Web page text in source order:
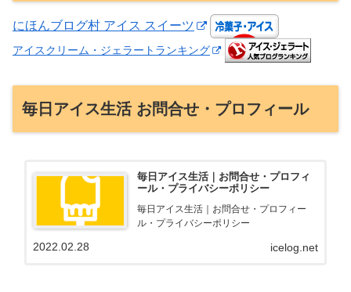
にほんブログ村 アイス スイーツ
アイスクリーム・ジェラートランキング
毎日アイス生活 お問合せ・プロフィール
毎日アイス生活｜お問合せ・プロフィ
ール・プライバシーポリシー
毎日アイス生活｜お問合せ・プロフィー
ル・プライバシーポリシー
icelog.net
2022.02.28